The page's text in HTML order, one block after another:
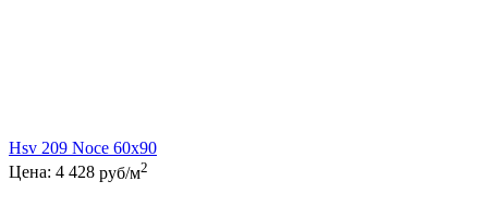
Hsv 209 Noce 60x90
Цена: 4 428 руб/м2